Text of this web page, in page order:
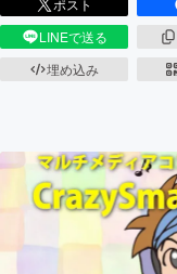
LINEで送る
埋め込み